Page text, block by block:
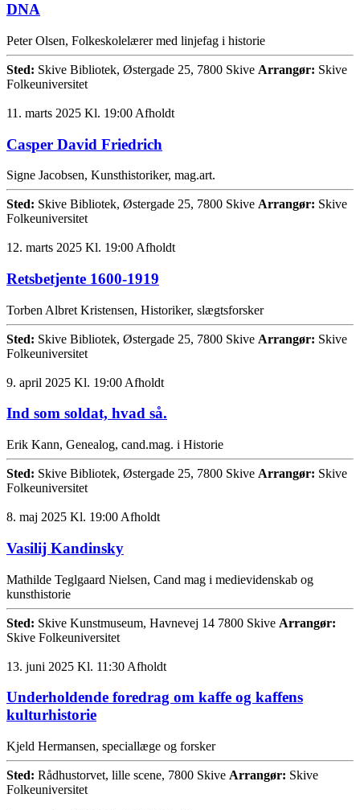
DNA
Peter Olsen, Folkeskolelærer med linjefag i historie
Sted: Skive Bibliotek, Østergade 25, 7800 Skive Arrangør: Skive
Folkeuniversitet
11. marts 2025 Kl. 19:00 Afholdt
Casper David Friedrich
Signe Jacobsen, Kunsthistoriker, mag.art.
Sted: Skive Bibliotek, Østergade 25, 7800 Skive Arrangør: Skive
Folkeuniversitet
12. marts 2025 Kl. 19:00 Afholdt
Retsbetjente 1600-1919
Torben Albret Kristensen, Historiker, slægtsforsker
Sted: Skive Bibliotek, Østergade 25, 7800 Skive Arrangør: Skive
Folkeuniversitet
9. april 2025 Kl. 19:00 Afholdt
Ind som soldat, hvad så.
Erik Kann, Genealog, cand.mag. i Historie
Sted: Skive Bibliotek, Østergade 25, 7800 Skive Arrangør: Skive
Folkeuniversitet
8. maj 2025 Kl. 19:00 Afholdt
Vasilij Kandinsky
Mathilde Teglgaard Nielsen, Cand mag i medievidenskab og
kunsthistorie
Sted: Skive Kunstmuseum, Havnevej 14 7800 Skive Arrangør:
Skive Folkeuniversitet
13. juni 2025 Kl. 11:30 Afholdt
Underholdende foredrag om kaffe og kaffens
kulturhistorie
Kjeld Hermansen, speciallæge og forsker
Sted: Rådhustorvet, lille scene, 7800 Skive Arrangør: Skive
Folkeuniversitet